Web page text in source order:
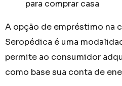
A opção de empréstimo na
Seropédica é uma
permite ao consumidor
como base sua conta de